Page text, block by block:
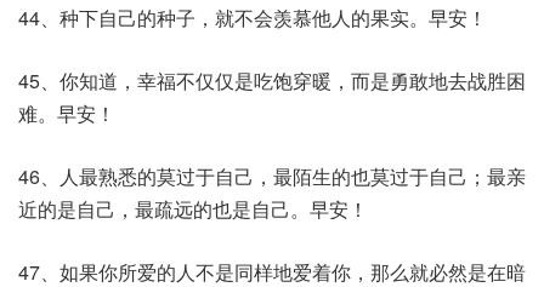
44、种下自己的种子，就不会羡慕他人的果实。早安！
45、你知道，幸福不仅仅是吃饱穿暖，而是勇敢地去战胜困
难。早安！
46、人最熟悉的莫过于自己，最陌生的也莫过于自己；最亲
近的是自己，最疏远的也是自己。早安！
47、如果你所爱的人不是同样地爱着你，那么就必然是在暗